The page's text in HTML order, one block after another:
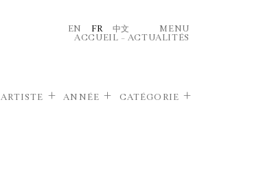
EN FR 中文
MENU
ACCUEIL – ACTUALITÉS
ARTISTE ANNÉE CATÉGORIE